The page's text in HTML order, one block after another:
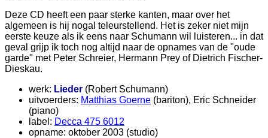
Deze CD heeft een paar sterke kanten, maar over het
algemeen is hij nogal teleurstellend. Het is zeker niet mijn
eerste keuze als ik eens naar Schumann wil luisteren... in dat
geval grijp ik toch nog altijd naar de opnames van de "oude
garde" met Peter Schreier, Hermann Prey of Dietrich Fischer-
Dieskau.
werk: Lieder (Robert Schumann)
uitvoerders: Matthias Goerne (bariton), Eric Schneider
(piano)
label: Decca 475 6012
opname: oktober 2003 (studio)